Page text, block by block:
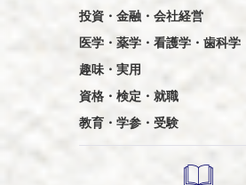
投資・金融・会社経営
医学・薬学・看護学・歯科学
趣味・実用
資格・検定・就職
教育・学参・受験